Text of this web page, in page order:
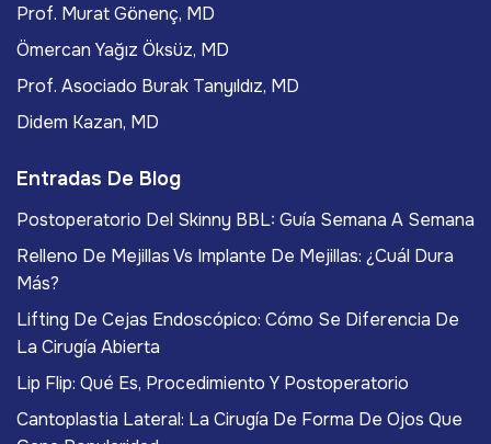
Prof. Murat Gönenç, MD
Ömercan Yağız Öksüz, MD
Prof. Asociado Burak Tanyıldız, MD
Didem Kazan, MD
Entradas De Blog
Postoperatorio Del Skinny BBL: Guía Semana A Semana
Relleno De Mejillas Vs Implante De Mejillas: ¿Cuál Dura
Más?
Lifting De Cejas Endoscópico: Cómo Se Diferencia De
La Cirugía Abierta
Lip Flip: Qué Es, Procedimiento Y Postoperatorio
Cantoplastia Lateral: La Cirugía De Forma De Ojos Que